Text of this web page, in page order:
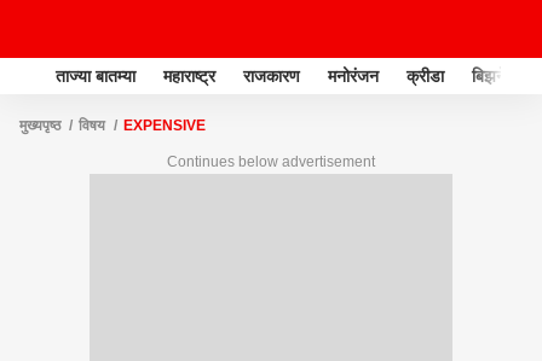
ताज्या बातम्या महाराष्ट्र राजकारण मनोरंजन क्रीडा बिझनेस
मुख्यपृष्ठ विषय EXPENSIVE
Continues below advertisement